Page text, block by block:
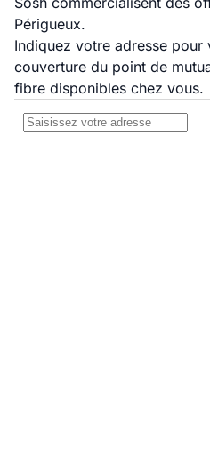
Périgueux.
Indiquez votre adresse pour
couverture du point de
fibre disponibles chez vous.